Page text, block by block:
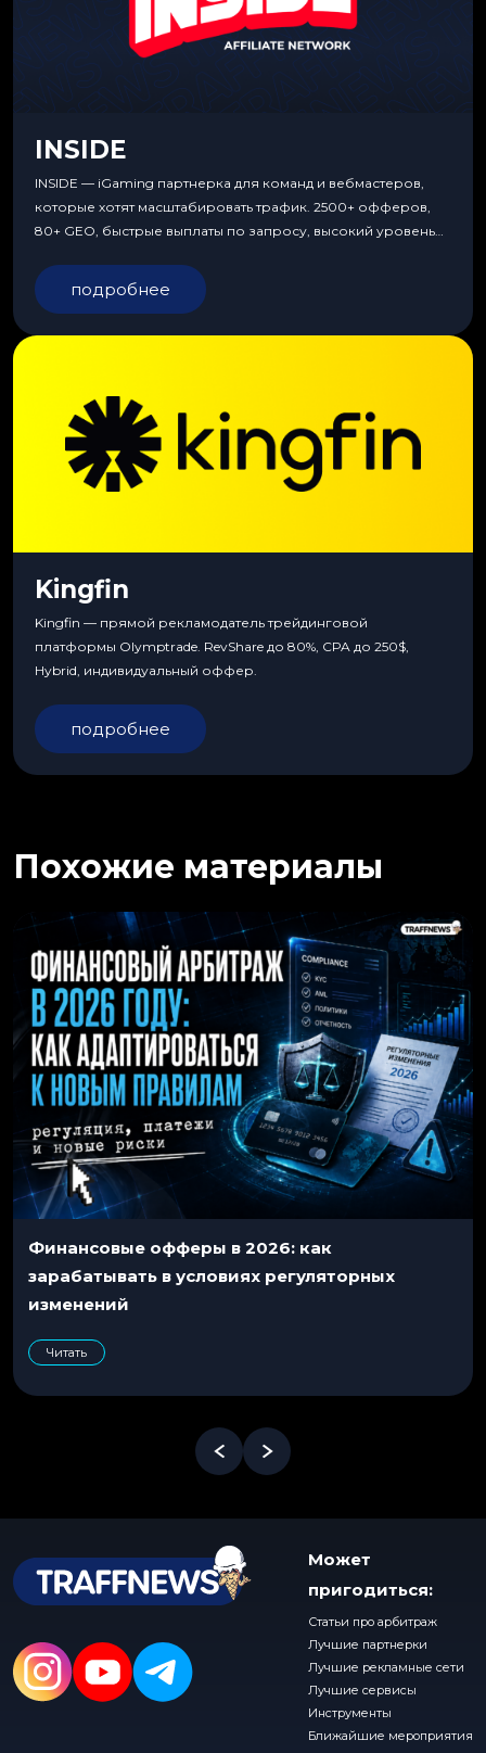
INSIDE
INSIDE — iGaming партнерка для команд и вебмастеров,
которые хотят масштабировать трафик. 2500+ офферов,
80+ GEO, быстрые выплаты по запросу, высокий уровень
подробнее
Kingfin
Kingfin — прямой рекламодатель трейдинговой
платформы Olymptrade. RevShare до 80%, CPA до 250$,
Hybrid, индивидуальный оффер.
подробнее
Похожие материалы
Финансовые офферы в 2026: как
зарабатывать в условиях регуляторных
изменений
Читать
Может
пригодиться:
Статьи про арбитраж
Лучшие партнерки
Лучшие рекламные сети
Лучшие сервисы
Инструменты
Ближайшие мероприятия